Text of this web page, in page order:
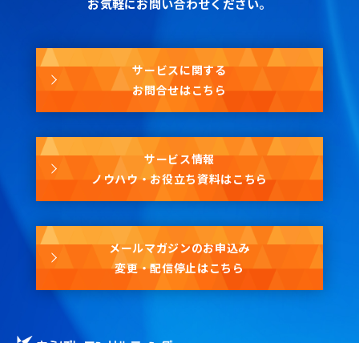
お気軽にお問い合わせください。
サービスに関する
お問合せはこちら
サービス情報
ノウハウ・お役立ち資料はこちら
メールマガジンのお申込み
変更・配信停止はこちら